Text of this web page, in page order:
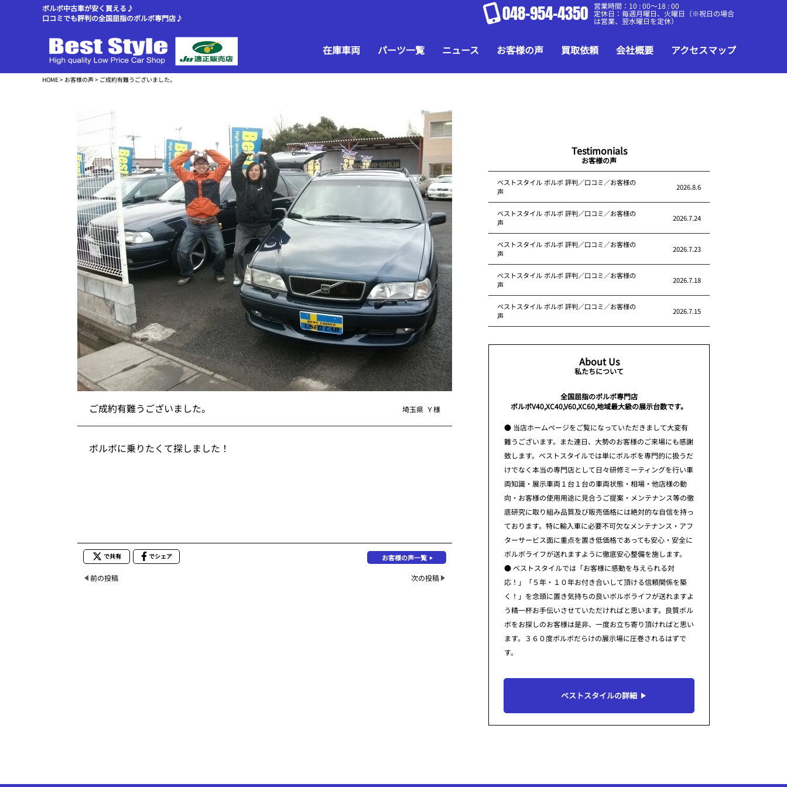
ボルボ中古車が安く買える♪
口コミでも評判の全国屈指のボルボ専門店♪
048-954-4350 営業時間：10 : 00～18 : 00
定休日：毎週月曜日、火曜日（※祝日の場合
は営業、翌水曜日を定休）
在庫車両 パーツ一覧 ニュース お客様の声 買取依頼 会社概要 アクセスマップ
HOME> お客様の声> ご成約有難うございました。
ご成約有難うございました。 埼玉県 Ｙ様
ボルボに乗りたくて探しました！
で共有 でシェア お客様の声一覧
前の投稿 次の投稿
Testimonials
お客様の声
ベストスタイル ボルボ 評判／口コミ／お客様の
声
2026.8.6
ベストスタイル ボルボ 評判／口コミ／お客様の
声
2026.7.24
ベストスタイル ボルボ 評判／口コミ／お客様の
声
2026.7.23
ベストスタイル ボルボ 評判／口コミ／お客様の
声
2026.7.18
ベストスタイル ボルボ 評判／口コミ／お客様の
声
2026.7.15
About Us
私たちについて
全国屈指のボルボ専門店
ボルボV40,XC40,V60,XC60,地域最大級の展示台数です。
● 当店ホームページをご覧になっていただきまして大変有
難うございます。また連日、大勢のお客様のご来場にも感謝
致します。ベストスタイルでは単にボルボを専門的に扱うだ
けでなく本当の専門店として日々研修ミーティングを行い車
両知識・展示車両１台１台の車両状態・相場・他店様の動
向・お客様の使用用途に見合うご提案・メンテナンス等の徹
底研究に取り組み品質及び販売価格には絶対的な自信を持っ
ております。特に輸入車に必要不可欠なメンテナンス・アフ
ターサービス面に重点を置き低価格であっても安心・安全に
ボルボライフが送れますように徹底安心整備を施します。
● ベストスタイルでは「お客様に感動を与えられる対
応！」「５年・１０年お付き合いして頂ける信頼関係を築
く！」を念頭に置き気持ちの良いボルボライフが送れますよ
う精一杯お手伝いさせていただければと思います。良質ボル
ボをお探しのお客様は是非、一度お立ち寄り頂ければと思い
ます。３６０度ボルボだらけの展示場に圧巻されるはずで
す。
ベストスタイルの詳細